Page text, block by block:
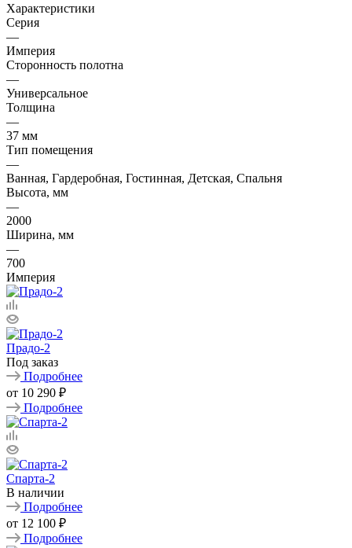
Характеристики
Серия
—
Империя
Сторонность полотна
—
Универсальное
Толщина
—
37 мм
Тип помещения
—
Ванная, Гардеробная, Гостинная, Детская, Спальня
Высота, мм
—
2000
Ширина, мм
—
700
Империя
Прадо-2
Под заказ
Подробнее
от 10 290 ₽
Подробнее
Спарта-2
В наличии
Подробнее
от 12 100 ₽
Подробнее